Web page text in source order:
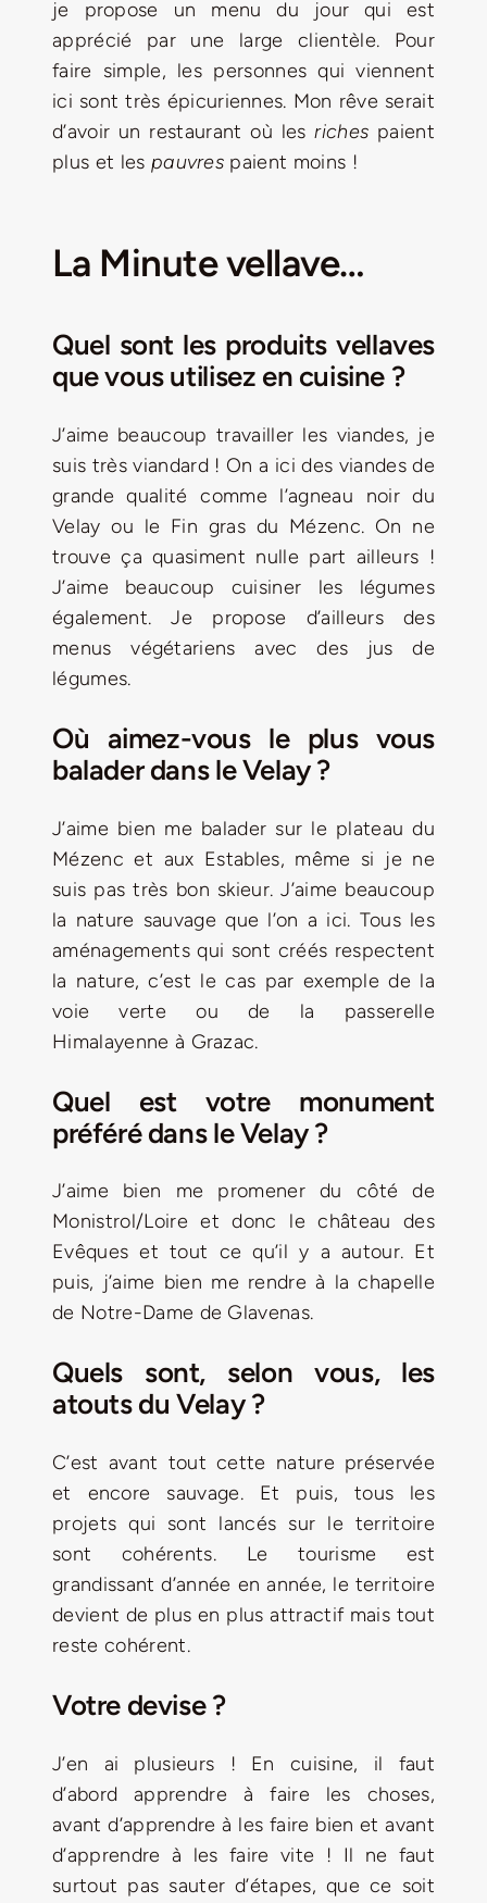
je propose un menu du jour qui est
apprécié par une large clientèle. Pour
faire simple, les personnes qui viennent
ici sont très épicuriennes. Mon rêve serait
d’avoir un restaurant où lesriches paient
plus et les pauvres paient moins !
La Minute vellave…
Quel sont les produits vellaves
que vous utilisez en cuisine ?
J’aime beaucoup travailler les viandes, je
suis très viandard ! On a ici des viandes de
grande qualité comme l’agneau noir du
Velay ou le Fin gras du Mézenc. On ne
trouve ça quasiment nulle part ailleurs !
J’aime beaucoup cuisiner les légumes
également. Je propose d’ailleurs des
menus végétariens avec des jus de
légumes.
Où aimez-vous le plus vous
balader dans le Velay ?
J’aime bien me balader sur le plateau du
Mézenc et aux Estables, même si je ne
suis pas très bon skieur. J’aime beaucoup
la nature sauvage que l’on a ici. Tous les
aménagements qui sont créés respectent
la nature, c’est le cas par exemple de la
voie verte ou de la passerelle
Himalayenne à Grazac.
Quel est votre monument
préféré dans le Velay ?
J’aime bien me promener du côté de
Monistrol/Loire et donc le château des
Evêques et tout ce qu’il y a autour. Et
puis, j’aime bien me rendre à la chapelle
de Notre-Dame de Glavenas.
Quels sont, selon vous, les
atouts du Velay ?
C’est avant tout cette nature préservée
et encore sauvage. Et puis, tous les
projets qui sont lancés sur le territoire
sont cohérents. Le tourisme est
grandissant d’année en année, le territoire
devient de plus en plus attractif mais tout
reste cohérent.
Votre devise ?
J’en ai plusieurs ! En cuisine, il faut
d’abord apprendre à faire les choses,
avant d’apprendre à les faire bien et avant
d’apprendre à les faire vite ! Il ne faut
surtout pas sauter d’étapes, que ce soit